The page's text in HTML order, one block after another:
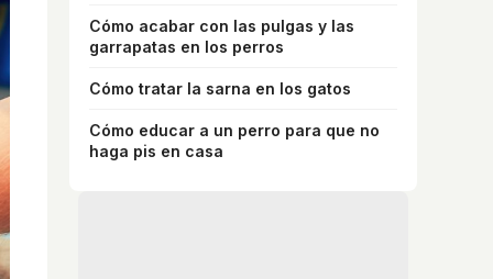
Cómo acabar con las pulgas y las
garrapatas en los perros
Cómo tratar la sarna en los gatos
Cómo educar a un perro para que no
haga pis en casa